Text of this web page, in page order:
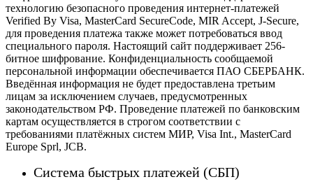
технологию безопасного проведения интернет-платежей
Verified By Visa, MasterCard SecureCode, MIR Accept, J-Secure,
для проведения платежа также может потребоваться ввод
специального пароля. Настоящий сайт поддерживает 256-
битное шифрование. Конфиденциальность сообщаемой
персональной информации обеспечивается ПАО СБЕРБАНК.
Введённая информация не будет предоставлена третьим
лицам за исключением случаев, предусмотренных
законодательством РФ. Проведение платежей по банковским
картам осуществляется в строгом соответствии с
требованиями платёжных систем МИР, Visa Int., MasterCard
Europe Sprl, JCB.
Система быстрых платежей (СБП)